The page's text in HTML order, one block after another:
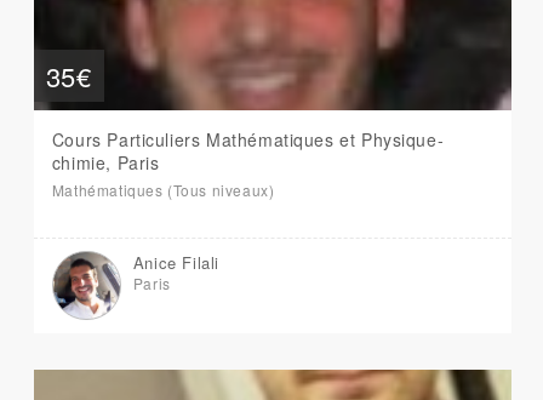
35€
Cours Particuliers Mathématiques et Physique-
chimie, Paris
Mathématiques (Tous niveaux)
Anice Filali
Paris